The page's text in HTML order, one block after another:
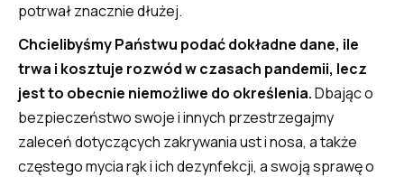
potrwał znacznie dłużej.
Chcielibyśmy Państwu podać dokładne dane, ile
trwa i kosztuje rozwód w czasach pandemii, lecz
jest to obecnie niemożliwe do określenia.Dbając o
bezpieczeństwo swoje i innych przestrzegajmy
zaleceń dotyczących zakrywania ust i nosa, a także
częstego mycia rąk i ich dezynfekcji, a swoją sprawę o